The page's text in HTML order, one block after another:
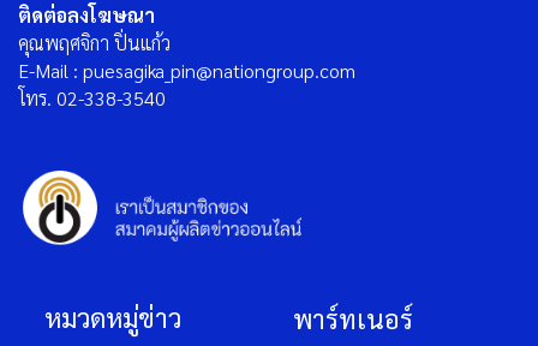
ติดต่อลงโฆษณา
คุณพฤศจิกา ปิ่นแก้ว
E-Mail : puesagika_pin@nationgroup.com
โทร. 02-338-3540
หมวดหมู่ข่าว พาร์ทเนอร์